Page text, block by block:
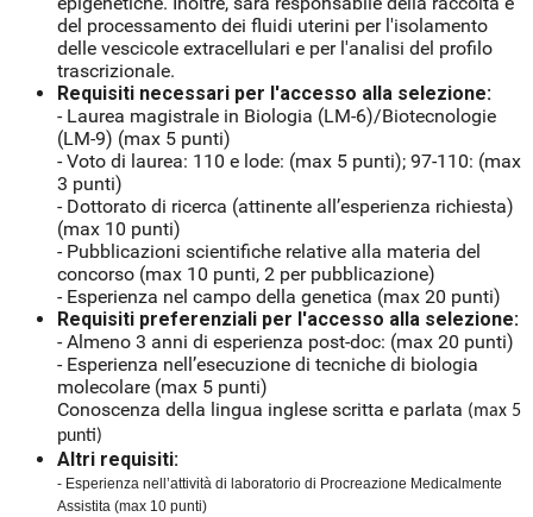
del processamento dei fluidi uterini per l'isolamento
delle vescicole extracellulari e per l'analisi del profilo
trascrizionale.
Requisiti necessari per l'accesso alla selezione:
- Laurea magistrale in Biologia (LM-6)/Biotecnologie
(LM-9) (max 5 punti)
- Voto di laurea: 110 e lode: (max 5 punti); 97-110: (max
3 punti)
- Dottorato di ricerca (attinente all’esperienza richiesta)
(max 10 punti)
- Pubblicazioni scientifiche relative alla materia del
concorso (max 10 punti, 2 per pubblicazione)
- Esperienza nel campo della genetica (max 20 punti)
Requisiti preferenziali per l'accesso alla selezione:
- Almeno 3 anni di esperienza post-doc: (max 20 punti)
- Esperienza nell’esecuzione di tecniche di biologia
molecolare (max 5 punti)
Conoscenza della lingua inglese scritta e parlata (max 5
punti)
Altri requisiti:
- Esperienza nell’attività di laboratorio di Procreazione Medicalmente
Assistita (max 10 punti)